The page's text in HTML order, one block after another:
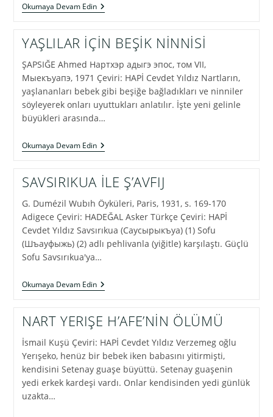
Okumaya Devam EdinYAŞAMIMIZ
KISA
OLSA,
ÜNÜMÜZ
OLSUN!
YAŞLILAR İÇİN BEŞİK NİNNİSİ
ŞAPSIĞE Ahmed Нартхэр адыгэ эпос, том VII,
Мыекъуапэ, 1971 Çeviri: HAPİ Cevdet Yıldız Nartların,
yaşlananları bebek gibi beşiğe bağladıkları ve ninniler
söyleyerek onları uyuttukları anlatılır. İşte yeni gelinle
büyükleri arasında…
Okumaya Devam EdinYAŞLILAR
İÇİN
NİNNİSİ
SAVSIRIKUA İLE Ş’AVFIJ
G. Dumézil Wubıh Öyküleri, Paris, 1931, s. 169-170
Adigece Çeviri: HADEĞAL Asker Türkçe Çeviri: HAPİ
Cevdet Yıldız Savsırıkua (Саусырыкъуа) (1) Sofu
(Шъауфыжь) (2) adlı pehlivanla (yiğitle) karşılaştı. Güçlü
Sofu Savsırıkua'ya…
Okumaya Devam EdinSAVSIRIKUA
İLE
NART YERIŞE H’AFE’NİN ÖLÜMÜ
İsmail Kuşü Çeviri: HAPİ Cevdet Yıldız Verzemeg oğlu
Yerışeko, henüz bir bebek iken babasını yitirmişti,
kendisini Setenay guaşe büyüttü. Setenay guaşenin
yedi erkek kardeşi vardı. Onlar kendisinden yedi günlük
uzakta…